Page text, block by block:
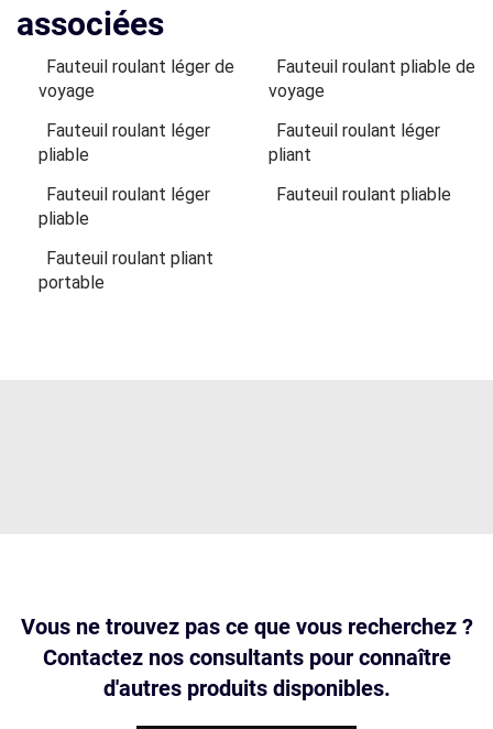
associées
Fauteuil roulant léger de
voyage
Fauteuil roulant pliable de
voyage
Fauteuil roulant léger
pliable
Fauteuil roulant léger
pliant
Fauteuil roulant léger
pliable
Fauteuil roulant pliable
Fauteuil roulant pliant
portable
Vous ne trouvez pas ce que vous recherchez ?
Contactez nos consultants pour connaître
d'autres produits disponibles.